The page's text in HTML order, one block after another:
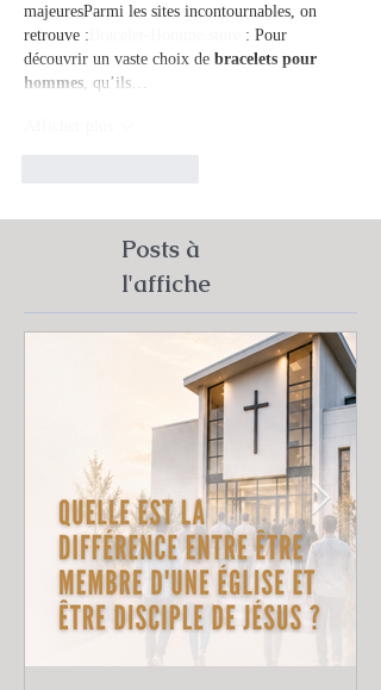
majeuresParmi les sites incontournables, on
retrouve :
: Pour
découvrir un vaste choix de bracelets pour
hommes , qu’ils…
Posts à
l'affiche